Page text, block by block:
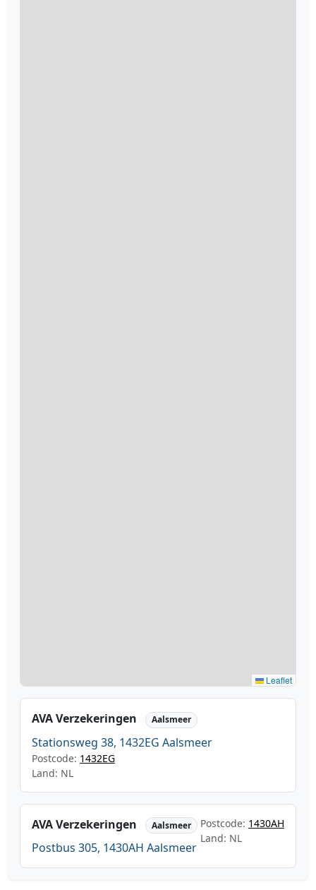
Leaflet
AVA Verzekeringen Aalsmeer
Stationsweg 38, 1432EG Aalsmeer
Postcode: 1432EG
Land: NL
AVA Verzekeringen Aalsmeer
Postbus 305, 1430AH Aalsmeer
Postcode: 1430AH
Land: NL